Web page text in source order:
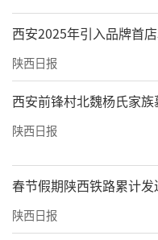
西安2025年引入品牌首
陕西日报
西安前锋村北魏杨氏家
陕西日报
春节假期陕西铁路累计
陕西日报